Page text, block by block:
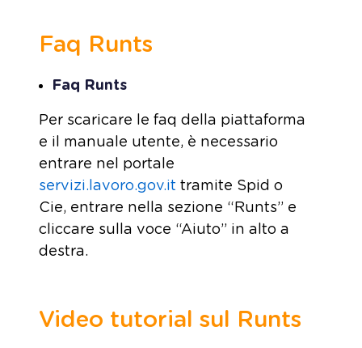
Faq Runts
Faq Runts
Per scaricare le faq della piattaforma
e il manuale utente, è necessario
entrare nel portale
servizi.lavoro.gov.it tramite Spid o
Cie, entrare nella sezione “Runts” e
cliccare sulla voce “Aiuto” in alto a
destra.
Video tutorial sul Runts